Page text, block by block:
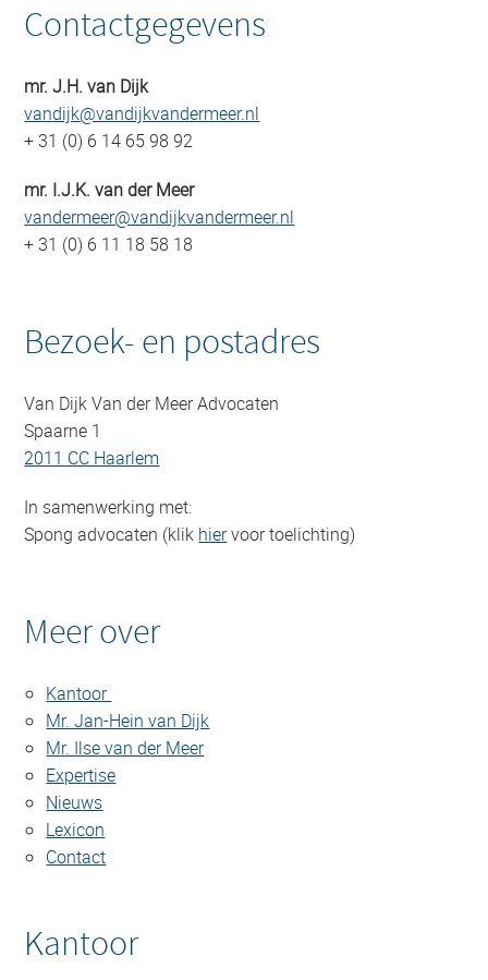
Contactgegevens
mr. J.H. van Dijk
vandijk@vandijkvandermeer.nl
+ 31 (0) 6 14 65 98 92
mr. I.J.K. van der Meer
vandermeer@vandijkvandermeer.nl
+ 31 (0) 6 11 18 58 18
Bezoek- en postadres
Van Dijk Van der Meer Advocaten
Spaarne 1
2011 CC Haarlem
In samenwerking met:
Spong advocaten (klik hiervoor toelichting)
Meer over
Kantoor
Mr. Jan-Hein van Dijk
Mr. Ilse van der Meer
Expertise
Nieuws
Lexicon
Contact
Kantoor